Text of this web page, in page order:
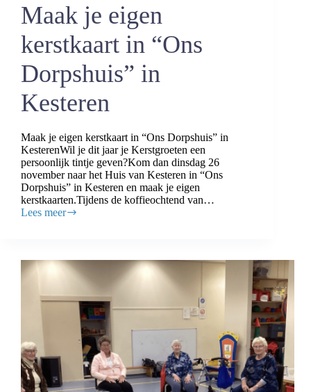
Maak je eigen
kerstkaart in “Ons
Dorpshuis” in
Kesteren
Maak je eigen kerstkaart in “Ons Dorpshuis” in
KesterenWil je dit jaar je Kerstgroeten een
persoonlijk tintje geven?Kom dan dinsdag 26
november naar het Huis van Kesteren in “Ons
Dorpshuis” in Kesteren en maak je eigen
kerstkaarten.Tijdens de koffieochtend van…
Lees meer
Maak
in
“Ons
Kesteren